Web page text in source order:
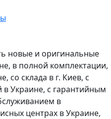
новые и оригинальные
в полной комплектации,
со склада в г. Киев, с
Украине, с гарантийным
в
центрах в Украине,